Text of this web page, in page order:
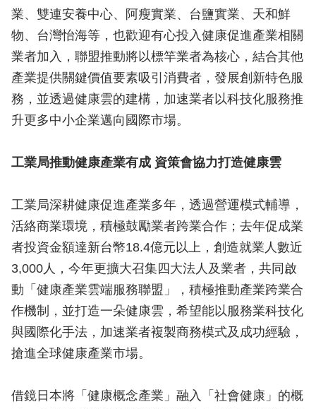
業、雙連安養中心、阿瘦實業、台鹽實業、天和鮮
物、台灣怡海等，也歡迎有心投入健康促進產業相關
業者加入，聯盟推動將以標竿業者為核心，結合其他
產業提供關鍵價值要素吸引消費者，發展創新特色服
務，並透過健康雲的建構，加速業者以科技化服務推
升更多中小企業邁向國際市場。
工業局推動健康產業有成 資策會協力打造健康雲
工業局深耕健康促進產業多年，透過營運模式輔導，
活絡商業環境，積極鼓勵業者跨業合作；去年促成業
者投資金額達新台幣18.4億元以上，創造就業人數近
3,000人，今年更擴大召集四大法人及業者，共同啟
動「健康產業雲端服務聯盟」，積極推動產業跨業合
作機制，並打造一朵健康雲，希望能以服務業科技化
與國際化手法，加速業者複製商務模式及成功經驗，
搶進全球健康產業市場。
借鏡日本將「健康概念產業」融入「社會健康」的概